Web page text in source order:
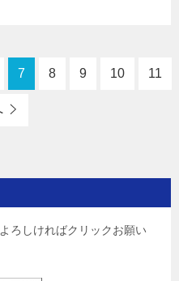
7 8 9 10 11
ろしければクリックお願い